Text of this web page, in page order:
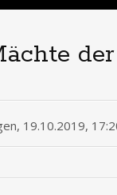
19.10.2019,